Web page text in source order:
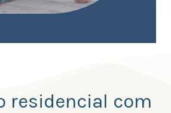
residencial com